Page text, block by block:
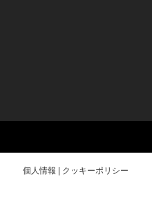
個人情報 | クッキーポリシー